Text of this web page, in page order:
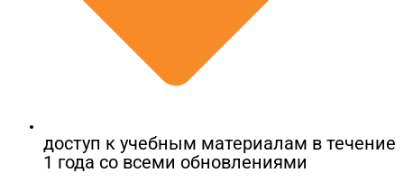
доступ к учебным материалам в течение
1 года со всеми обновлениями